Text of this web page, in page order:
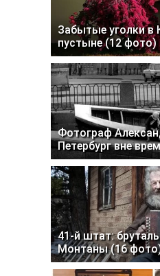
Забытые уголки в
пустыне (12 фото)
Фотограф
Петербург вне
41-й штат:
Монтаны (16